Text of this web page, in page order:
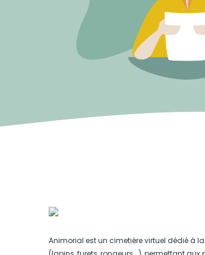
Animorial est un cimetière virtuel dédié à